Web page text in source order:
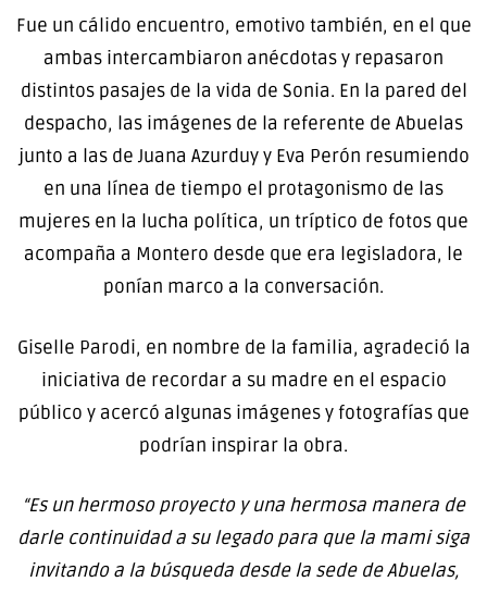
Fue un cálido encuentro, emotivo también, en el que
ambas intercambiaron anécdotas y repasaron
distintos pasajes de la vida de Sonia. En la pared del
despacho, las imágenes de la referente de Abuelas
junto a las de Juana Azurduy y Eva Perón resumiendo
en una línea de tiempo el protagonismo de las
mujeres en la lucha política, un tríptico de fotos que
acompaña a Montero desde que era legisladora, le
ponían marco a la conversación.
Giselle Parodi, en nombre de la familia, agradeció la
iniciativa de recordar a su madre en el espacio
público y acercó algunas imágenes y fotografías que
podrían inspirar la obra.
“Es un hermoso proyecto y una hermosa manera de
darle continuidad a su legado para que la mami siga
invitando a la búsqueda desde la sede de Abuelas,